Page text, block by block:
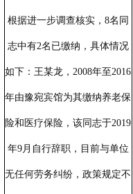
根据进一步调查核实， 8名同
志中有2名已缴纳，具体情况
如下：王某龙， 2008年至2016
年由豫宛宾馆为其缴纳养老保
险和医疗保险，该同志于2019
年9月自行辞职，目前与单位
无任何劳务纠纷，政策规定不